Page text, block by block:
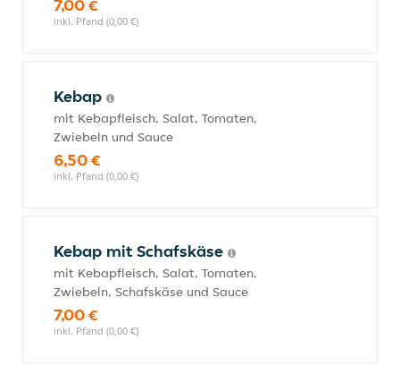
7,00 €
inkl. Pfand (0,00 €)
Kebap
mit Kebapfleisch, Salat, Tomaten,
Zwiebeln und Sauce
6,50 €
inkl. Pfand (0,00 €)
Kebap mit Schafskäse
mit Kebapfleisch, Salat, Tomaten,
Zwiebeln, Schafskäse und Sauce
7,00 €
inkl. Pfand (0,00 €)